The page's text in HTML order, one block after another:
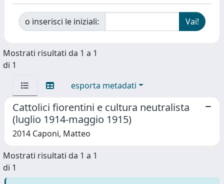
o inserisci le iniziali:
Mostrati risultati da 1 a 1
di 1
esporta metadati
Cattolici fiorentini e cultura neutralista
(luglio 1914-maggio 1915)
2014 Caponi, Matteo
Mostrati risultati da 1 a 1
di 1